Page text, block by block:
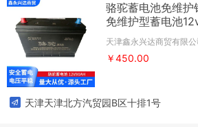
骆驼蓄电池免维
免维护型蓄电池
天津鑫永兴达商贸有限公
￥450.00
天津天津北方汽贸园B区十排1号